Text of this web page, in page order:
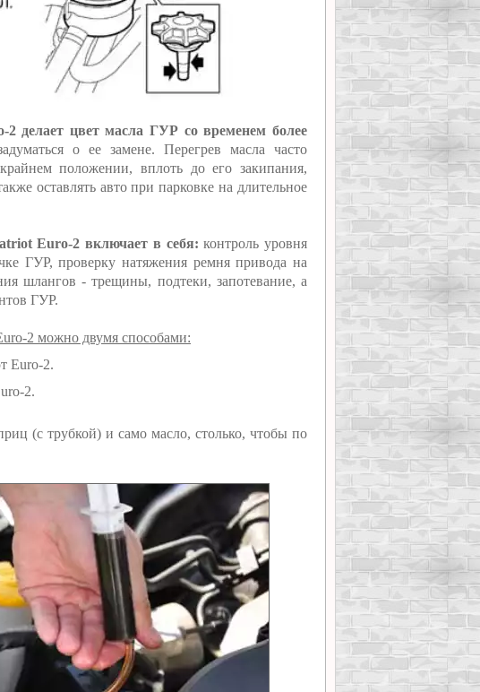
делает цвет масла ГУР со временем более
о ее замене. Перегрев масла часто
положении, вплоть до его закипания,
оставлять авто при парковке на длительное
Euro-2 включает в себя: контроль уровня
ГУР, проверку натяжения ремня привода на
шлангов - трещины, подтеки, запотевание, а
ГУР.
2 можно двумя способами:
Euro-2.
2.
(с трубкой) и само масло, столько, чтобы по